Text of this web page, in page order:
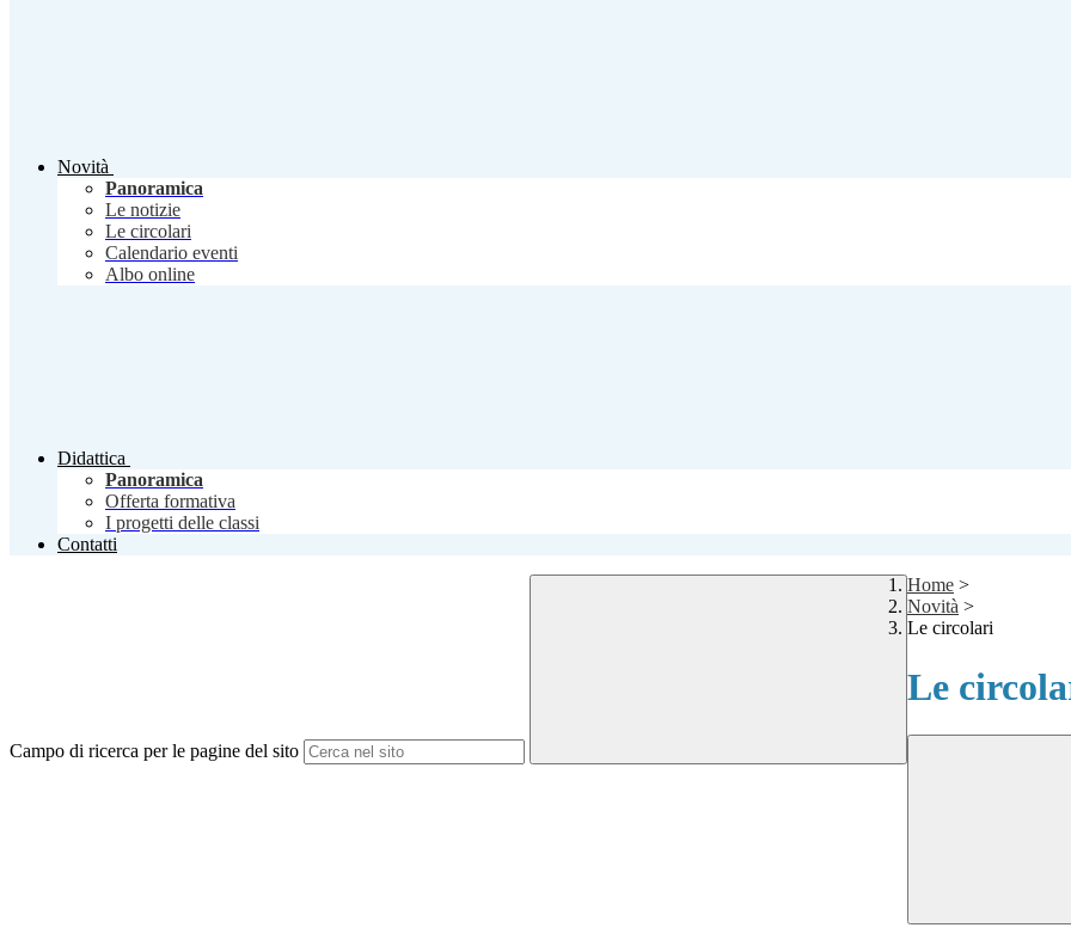
Novità
Panoramica
Le notizie
Le circolari
Calendario eventi
Albo online
Didattica
Panoramica
Offerta formativa
I progetti delle classi
Contatti
Campo di ricerca per le pagine del sito
Home >
Novità >
Le circolari
Le